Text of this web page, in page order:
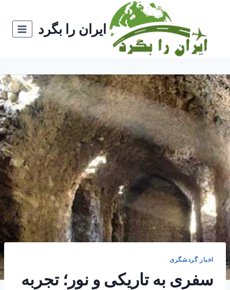
ایران را بگرد
اخبار گردشگری
سفری به تاریکی و نور؛ تجربه